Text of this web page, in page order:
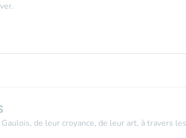
de leur croyance, de leur art, à travers